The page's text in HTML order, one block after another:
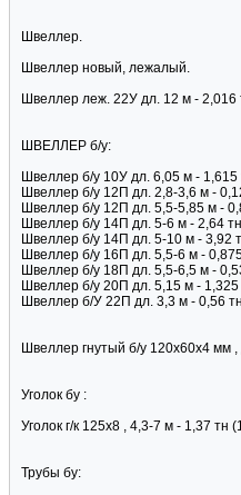
Швеллер.
Швеллер новый, лежалый.
Швеллер леж. 22У дл. 12 м - 2,016
ШВЕЛЛЕР б/у:
Швеллер б/у 10У дл. 6,05 м -
Швеллер б/у 12П дл. 2,8-3,6 м -
Швеллер б/у 12П дл. 5,5-5,85 м -
Швеллер б/у 14П дл. 5-6 м - 2,64
Швеллер б/у 14П дл. 5-10 м - 3,92
Швеллер б/у 16П дл. 5,5-6 м -
Швеллер б/у 18П дл. 5,5-6,5 м -
Швеллер б/у 20П дл. 5,15 м -
Швеллер б/У 22П дл. 3,3 м - 0,56
Швеллер гнутый б/у 120х60х4 мм
Уголок бу :
Уголок г/к 125х8 , 4,3-7 м - 1,37 тн
Трубы бу: